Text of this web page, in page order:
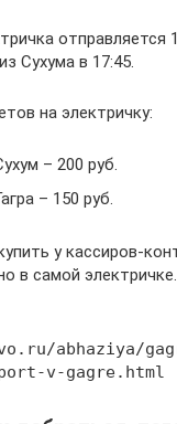
отправляется
Сухума в 17:45.
на электричку:
– 200 руб.
– 150 руб.
у кассиров-
в самой электричке.
abhaziya/
v-gagre.html